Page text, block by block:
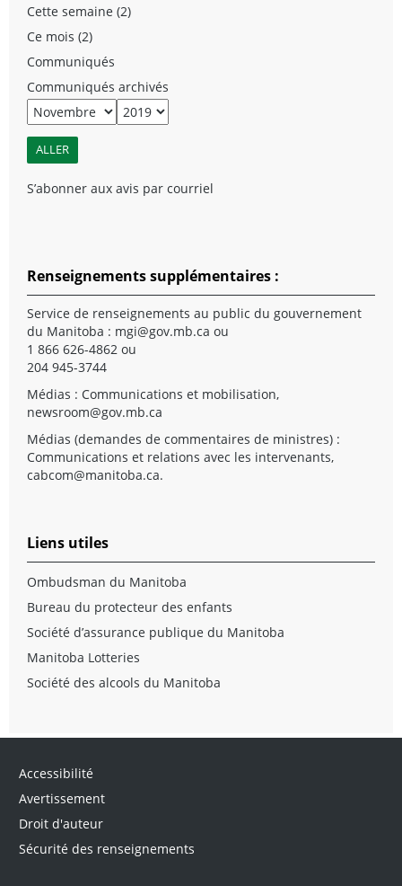
Cette semaine (2)
Ce mois (2)
Communiqués
Communiqués archivés
S’abonner aux avis par courriel
Renseignements supplémentaires :
Service de renseignements au public du gouvernement
du Manitoba : mgi@gov.mb.ca ou
1 866 626-4862 ou
204 945-3744
Médias : Communications et mobilisation,
newsroom@gov.mb.ca
Médias (demandes de commentaires de ministres) :
Communications et relations avec les intervenants,
cabcom@manitoba.ca.
Liens utiles
Ombudsman du Manitoba
Bureau du protecteur des enfants
Société d’assurance publique du Manitoba
Manitoba Lotteries
Société des alcools du Manitoba
Accessibilité
Avertissement
Droit d'auteur
Sécurité des renseignements